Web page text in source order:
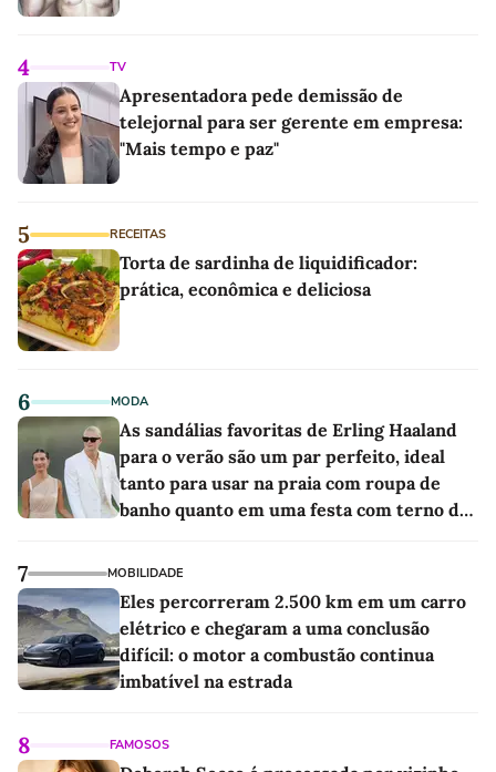
4 TV
Apresentadora pede demissão de
telejornal para ser gerente em empresa:
"Mais tempo e paz"
5 RECEITAS
Torta de sardinha de liquidificador:
prática, econômica e deliciosa
6 MODA
As sandálias favoritas de Erling Haaland
para o verão são um par perfeito, ideal
tanto para usar na praia com roupa de
banho quanto em uma festa com terno de
7 MOBILIDADE
Eles percorreram 2.500 km em um carro
elétrico e chegaram a uma conclusão
difícil: o motor a combustão continua
imbatível na estrada
8 FAMOSOS